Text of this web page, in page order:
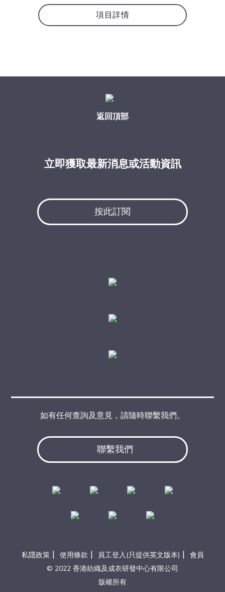
項目詳情
返回頂部
立即獲取最新消息或活動資訊
按此訂閱
聯繫我們
如有任何查詢及意見，請隨時聯繫我們。
私隱政策 | 使用條款 | 員工登入(只提供英文版本) | 會員
© 2022 香港紡織及成衣研發中心有限公司
版權所有